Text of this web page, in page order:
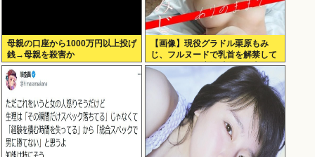
母親の口座から1000万円以上投げ
銭→母親を殺害か
【画像】現役グラドル栗原もみ
じ、フルヌードで乳首を解禁して
しまうwww最新写真集で衝撃のF
カップ全裸公開！！